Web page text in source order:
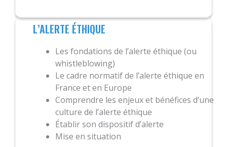
L’ALERTE ÉTHIQUE
Les fondations de l’alerte éthique (ou
whistleblowing)
Le cadre normatif de l’alerte éthique en
France et en Europe
Comprendre les enjeux et bénéfices d’une
culture de l’alerte éthique
Établir son dispositif d’alerte
Mise en situation